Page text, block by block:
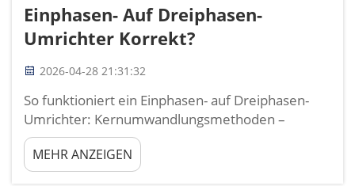
Einphasen- Auf Dreiphasen-
Umrichter Korrekt?
2026-04-28 21:31:32
So funktioniert ein Einphasen- auf Dreiphasen-
Umrichter: Kernumwandlungsmethoden –
Rotations-, statische und digitale Umrichter. Ein
Einphasen- auf Dreiphasen-Umrichter ermöglicht
den Betrieb industrieller Geräte an Standorten,
MEHR ANZEIGEN